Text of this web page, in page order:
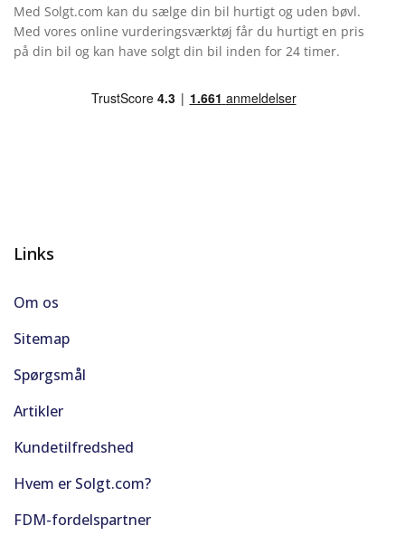
Med Solgt.com kan du sælge din bil hurtigt og uden bøvl.
Med vores online vurderingsværktøj får du hurtigt en pris
på din bil og kan have solgt din bil inden for 24 timer.
Links
Om os
Sitemap
Spørgsmål
Artikler
Kundetilfredshed
Hvem er Solgt.com?
FDM-fordelspartner